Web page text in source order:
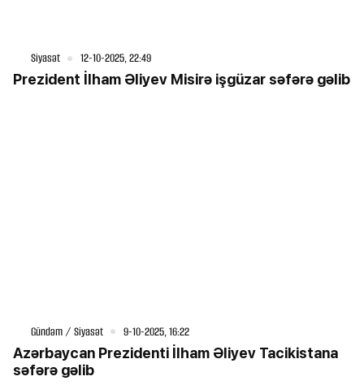
Siyasət 12-10-2025, 22:49
Prezident İlham Əliyev Misirə işgüzar səfərə gəlib
Gündəm / Siyasət 9-10-2025, 16:22
Azərbaycan Prezidenti İlham Əliyev Tacikistana
səfərə gəlib